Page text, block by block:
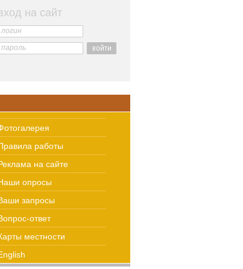
на сайт
логин
пароль
работы
на сайте
опросы
запросы
ответ
местности